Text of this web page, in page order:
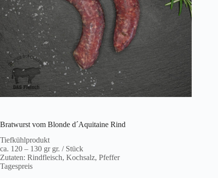
Bratwurst vom Blonde d´Aquitaine Rind
Tiefkühlprodukt
ca. 120 – 130 gr gr. / Stück
Zutaten: Rindfleisch, Kochsalz, Pfeffer
Tagespreis